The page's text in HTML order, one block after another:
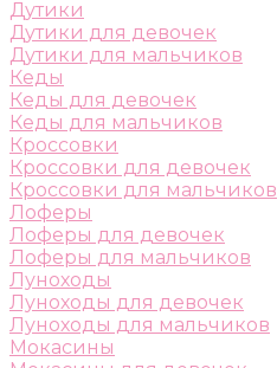
Дутики
Дутики для девочек
Дутики для мальчиков
Кеды
Кеды для девочек
Кеды для мальчиков
Кроссовки
Кроссовки для девочек
Кроссовки для мальчиков
Лоферы
Лоферы для девочек
Лоферы для мальчиков
Луноходы
Луноходы для девочек
Луноходы для мальчиков
Мокасины